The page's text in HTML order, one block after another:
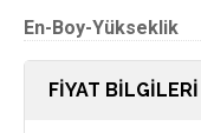
En-Boy-Yükseklik
FİYAT BİLGİLERİ